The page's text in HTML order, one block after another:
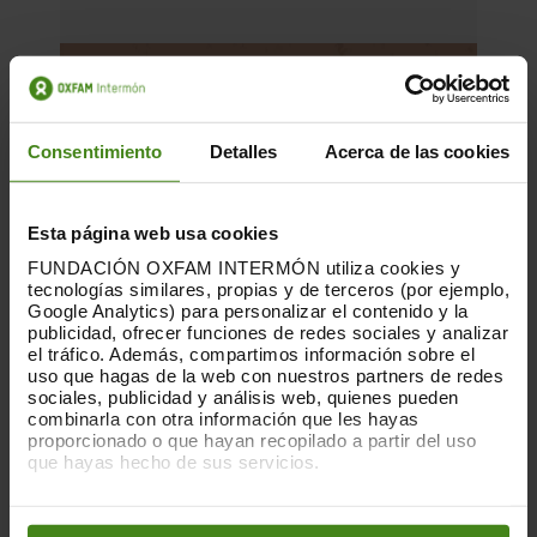
Consentimiento Detalles Acerca de las cookies
Esta página web usa cookies
FUNDACIÓN OXFAM INTERMÓN utiliza cookies y
tecnologías similares, propias y de terceros (por ejemplo,
Google Analytics) para personalizar el contenido y la
publicidad, ofrecer funciones de redes sociales y analizar
el tráfico. Además, compartimos información sobre el
uso que hagas de la web con nuestros partners de redes
sociales, publicidad y análisis web, quienes pueden
combinarla con otra información que les hayas
proporcionado o que hayan recopilado a partir del uso
que hayas hecho de sus servicios.
preferencias accediendo a nuestraPolítica de Cookieso
15.05.2025
Manifest per a una ciutat verda i